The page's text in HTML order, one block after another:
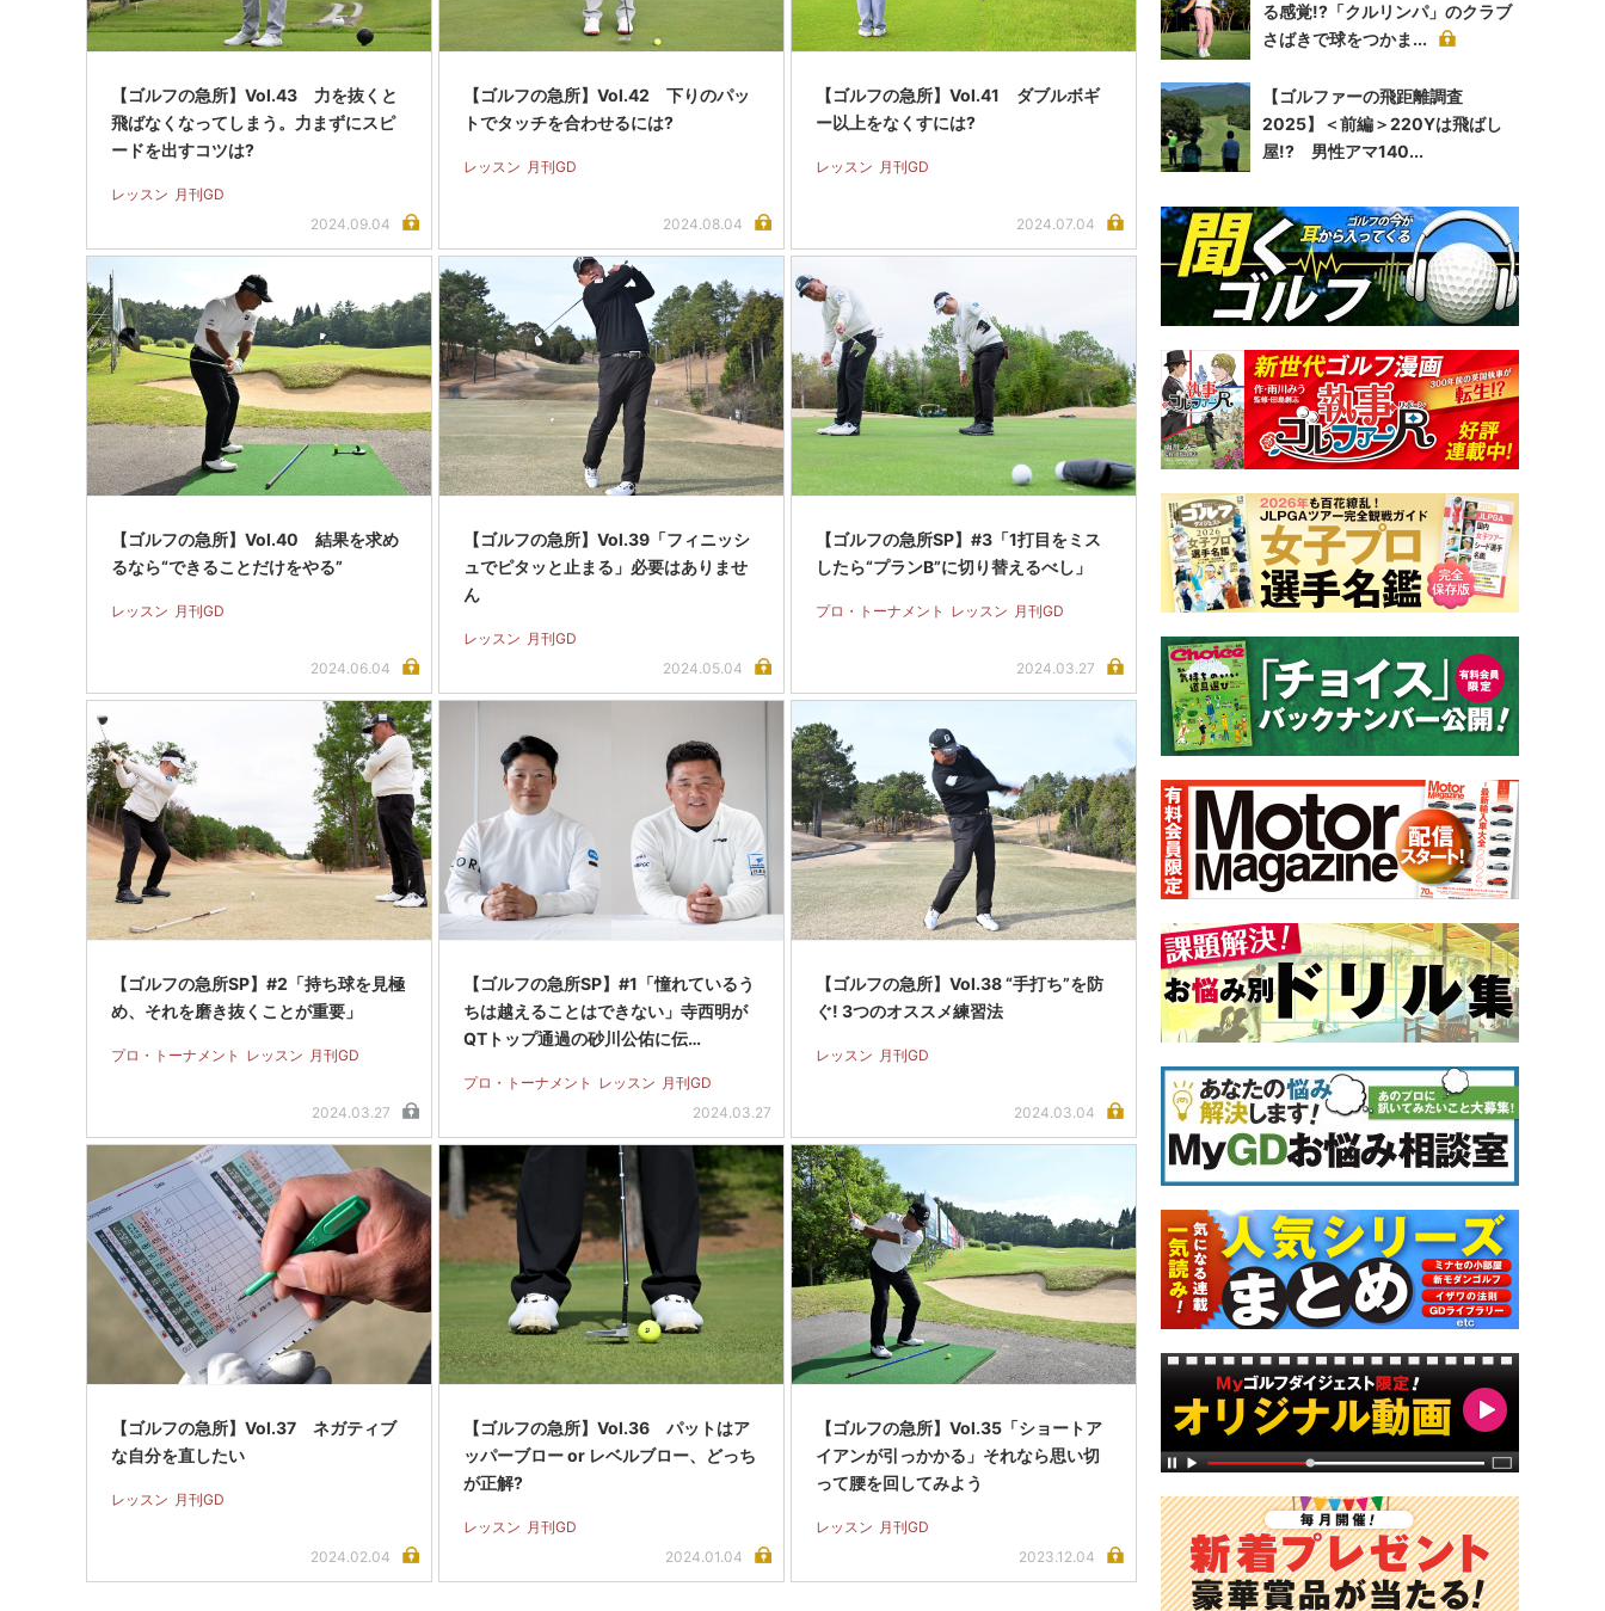
【ゴルフの急所】Vol.43 力を抜くと
飛ばなくなってしまう。力まずにスピ
ードを出すコツは?
レッスン 月刊GD
2024.09.04
【ゴルフの急所】Vol.42 下りのパッ
トでタッチを合わせるには?
レッスン 月刊GD
2024.08.04
【ゴルフの急所】Vol.41 ダブルボギ
ー以上をなくすには?
レッスン 月刊GD
2024.07.04
【ゴルフの急所】Vol.40 結果を求め
るなら“できることだけをやる”
レッスン 月刊GD
2024.06.04
【ゴルフの急所】Vol.39「フィニッシ
ュでピタッと止まる」必要はありませ
ん
レッスン 月刊GD
2024.05.04
【ゴルフの急所SP】#3「1打目をミス
したら“プランB”に切り替えるべし」
プロ・トーナメント レッスン 月刊GD
2024.03.27
【ゴルフの急所SP】#2「持ち球を見極
め、それを磨き抜くことが重要」
プロ・トーナメント レッスン 月刊GD
2024.03.27
【ゴルフの急所SP】#1「憧れているう
ちは越えることはできない」寺西明が
QTトップ通過の砂川公佑に伝…
プロ・トーナメント レッスン 月刊GD
2024.03.27
【ゴルフの急所】Vol.38 “手打ち”を防
ぐ! 3つのオススメ練習法
レッスン 月刊GD
2024.03.04
【ゴルフの急所】Vol.37 ネガティブ
な自分を直したい
レッスン 月刊GD
2024.02.04
【ゴルフの急所】Vol.36 パットはア
ッパーブロー or レベルブロー、どっち
が正解?
レッスン 月刊GD
2024.01.04
【ゴルフの急所】Vol.35「ショートア
イアンが引っかかる」それなら思い切
って腰を回してみよう
レッスン 月刊GD
2023.12.04
る感覚!?「クルリンパ」のクラブ
さばきで球をつかま...
【ゴルファーの飛距離調査
2025】＜前編＞220Yは飛ばし
屋!? 男性アマ140...